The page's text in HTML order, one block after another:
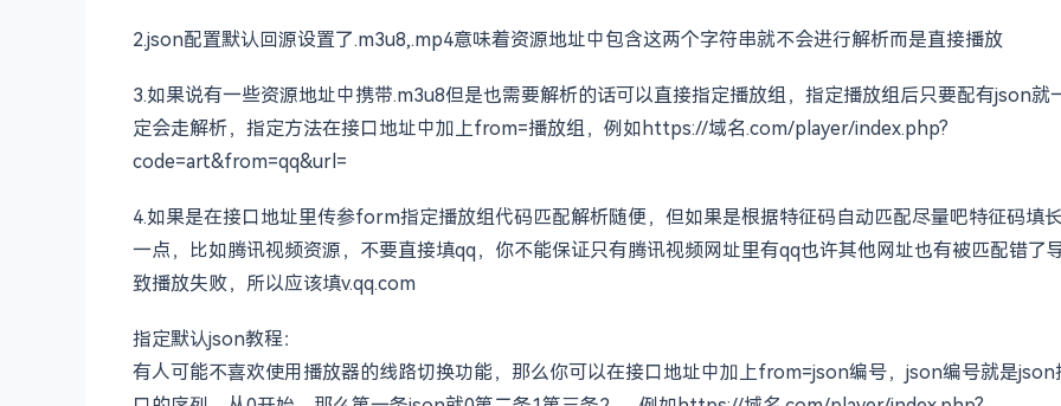
2.json配置默认回源设置了.m3u8,.mp4意味着资源地址中包含这两个字符串就不会进行解析而是直接播放
3.如果说有一些资源地址中携带.m3u8但是也需要解析的话可以直接指定播放组，指定播放组后只要配有json就
定会走解析，指定方法在接口地址中加上from=播放组，例如https://域名.com/player/index.php?
code=art&from=qq&url=
4.如果是在接口地址里传参form指定播放组代码匹配解析随便，但如果是根据特征码自动匹配尽量吧特征码填
一点，比如腾讯视频资源，不要直接填qq，你不能保证只有腾讯视频网址里有qq也许其他网址也有被匹配错了
致播放失败，所以应该填v.qq.com
指定默认json教程：
有人可能不喜欢使用播放器的线路切换功能，那么你可以在接口地址中加上from=json编号，json编号就是json